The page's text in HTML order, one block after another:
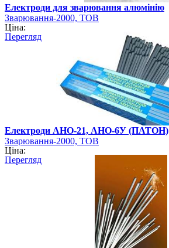
Електроди для зварювання алюмінію
Зварювання-2000, ТОВ
Ціна:
Перегляд
Електроди АНО-21, АНО-6У (ПАТОН)
Зварювання-2000, ТОВ
Ціна:
Перегляд